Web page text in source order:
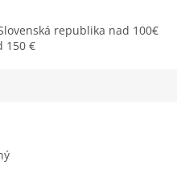
republika nad 100€
150 €